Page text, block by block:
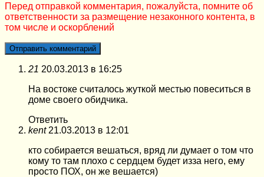
Перед отправкой комментария, пожалуйста, помните об
ответственности за размещение незаконного контента, в
том числе и оскорблений
21 20.03.2013 в 16:25
На востоке считалось жуткой местью повеситься в
доме своего обидчика.
Ответить
kent 21.03.2013 в 12:01
кто собирается вешаться, вряд ли думает о том что
кому то там плохо с сердцем будет изза него, ему
просто ПОХ, он же вешается)